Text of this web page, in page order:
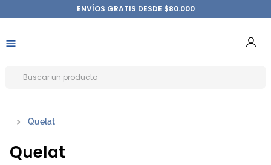
ENVÍOS GRATIS DESDE $80.000
Quelat
Quelat